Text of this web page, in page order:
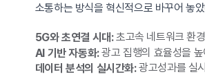
소통하는 방식을 혁신적으로 바꾸어 놓
5G와 초연결 시대:초고속 네트워크 환
AI 기반 자동화:광고 집행의 효율성을
데이터 분석의 실시간화:광고성과를 실